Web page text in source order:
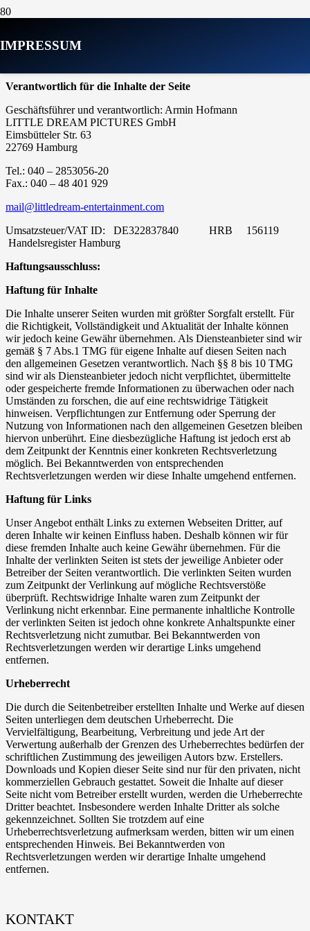
IMPRESSUM
IMPRESSUM
Verantwortlich für die Inhalte der Seite
Geschäftsführer und verantwortlich: Armin Hofmann
LITTLE DREAM PICTURES GmbH
Eimsbütteler Str. 63
22769 Hamburg
Tel.: 040 – 2853056-20
Fax.: 040 – 48 401 929
mail@littledream-entertainment.com
Umsatzsteuer/VAT ID:
DE322837840 HRB
156119
Handelsregister Hamburg
Haftungsausschluss:
Haftung für Inhalte
Die Inhalte unserer Seiten wurden mit größter Sorgfalt erstellt. Für
die Richtigkeit, Vollständigkeit und Aktualität der Inhalte können
wir jedoch keine Gewähr übernehmen. Als Diensteanbieter sind wir
gemäß § 7 Abs.1 TMG für eigene Inhalte auf diesen Seiten nach
den allgemeinen Gesetzen verantwortlich. Nach §§ 8 bis 10 TMG
sind wir als Diensteanbieter jedoch nicht verpflichtet, übermittelte
oder gespeicherte fremde Informationen zu überwachen oder nach
Umständen zu forschen, die auf eine rechtswidrige Tätigkeit
hinweisen. Verpflichtungen zur Entfernung oder Sperrung der
Nutzung von Informationen nach den allgemeinen Gesetzen bleiben
hiervon unberührt. Eine diesbezügliche Haftung ist jedoch erst ab
dem Zeitpunkt der Kenntnis einer konkreten Rechtsverletzung
möglich. Bei Bekanntwerden von entsprechenden
Rechtsverletzungen werden wir diese Inhalte umgehend entfernen.
Haftung für Links
Unser Angebot enthält Links zu externen Webseiten Dritter, auf
deren Inhalte wir keinen Einfluss haben. Deshalb können wir für
diese fremden Inhalte auch keine Gewähr übernehmen. Für die
Inhalte der verlinkten Seiten ist stets der jeweilige Anbieter oder
Betreiber der Seiten verantwortlich. Die verlinkten Seiten wurden
zum Zeitpunkt der Verlinkung auf mögliche Rechtsverstöße
überprüft. Rechtswidrige Inhalte waren zum Zeitpunkt der
Verlinkung nicht erkennbar. Eine permanente inhaltliche Kontrolle
der verlinkten Seiten ist jedoch ohne konkrete Anhaltspunkte einer
Rechtsverletzung nicht zumutbar. Bei Bekanntwerden von
Rechtsverletzungen werden wir derartige Links umgehend
entfernen.
Urheberrecht
Die durch die Seitenbetreiber erstellten Inhalte und Werke auf diesen
Seiten unterliegen dem deutschen Urheberrecht. Die
Vervielfältigung, Bearbeitung, Verbreitung und jede Art der
Verwertung außerhalb der Grenzen des Urheberrechtes bedürfen der
schriftlichen Zustimmung des jeweiligen Autors bzw. Erstellers.
Downloads und Kopien dieser Seite sind nur für den privaten, nicht
kommerziellen Gebrauch gestattet. Soweit die Inhalte auf dieser
Seite nicht vom Betreiber erstellt wurden, werden die Urheberrechte
Dritter beachtet. Insbesondere werden Inhalte Dritter als solche
gekennzeichnet. Sollten Sie trotzdem auf eine
Urheberrechtsverletzung aufmerksam werden, bitten wir um einen
entsprechenden Hinweis. Bei Bekanntwerden von
Rechtsverletzungen werden wir derartige Inhalte umgehend
entfernen.
KONTAKT